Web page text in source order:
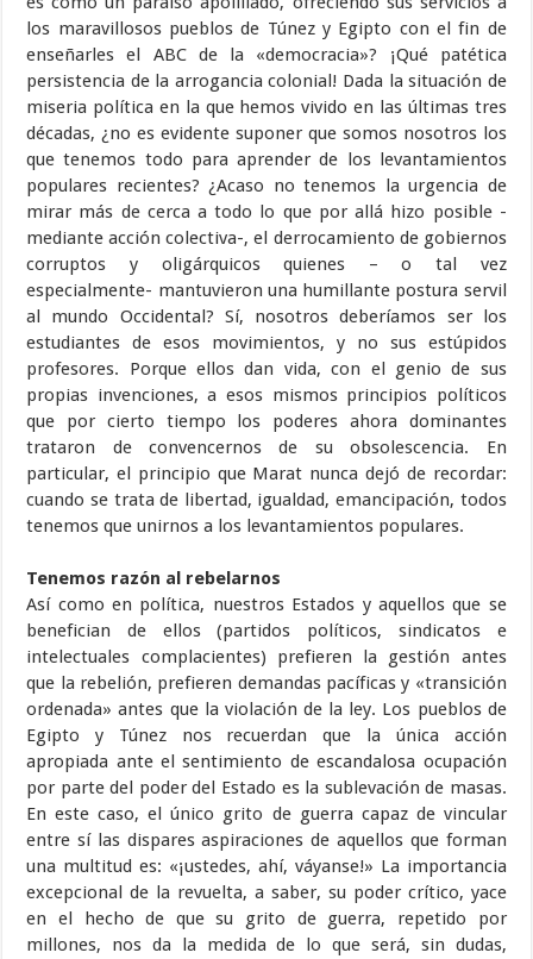
los maravillosos pueblos de Túnez y Egipto con el fin de
enseñarles el ABC de la «democracia»? ¡Qué patética
persistencia de la arrogancia colonial! Dada la situación de
miseria política en la que hemos vivido en las últimas tres
décadas, ¿no es evidente suponer que somos nosotros los
que tenemos todo para aprender de los levantamientos
populares recientes? ¿Acaso no tenemos la urgencia de
mirar más de cerca a todo lo que por allá hizo posible -
mediante acción colectiva-, el derrocamiento de gobiernos
corruptos y oligárquicos quienes – o tal vez
especialmente- mantuvieron una humillante postura servil
al mundo Occidental? Sí, nosotros deberíamos ser los
estudiantes de esos movimientos, y no sus estúpidos
profesores. Porque ellos dan vida, con el genio de sus
propias invenciones, a esos mismos principios políticos
que por cierto tiempo los poderes ahora dominantes
trataron de convencernos de su obsolescencia. En
particular, el principio que Marat nunca dejó de recordar:
cuando se trata de libertad, igualdad, emancipación, todos
tenemos que unirnos a los levantamientos populares.
Tenemos razón al rebelarnos
Así como en política, nuestros Estados y aquellos que se
benefician de ellos (partidos políticos, sindicatos e
intelectuales complacientes) prefieren la gestión antes
que la rebelión, prefieren demandas pacíficas y «transición
ordenada» antes que la violación de la ley. Los pueblos de
Egipto y Túnez nos recuerdan que la única acción
apropiada ante el sentimiento de escandalosa ocupación
por parte del poder del Estado es la sublevación de masas.
En este caso, el único grito de guerra capaz de vincular
entre sí las dispares aspiraciones de aquellos que forman
una multitud es: «¡ustedes, ahí, váyanse!» La importancia
excepcional de la revuelta, a saber, su poder crítico, yace
en el hecho de que su grito de guerra, repetido por
millones, nos da la medida de lo que será, sin dudas,